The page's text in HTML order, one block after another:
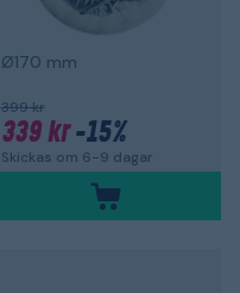
Ø170 mm
399 kr
339 kr-15%
Skickas om 6-9 dagar